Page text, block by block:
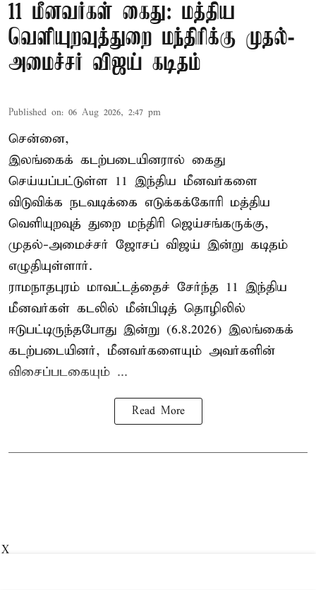
11 மீனவர்கள் கைது: மத்திய
வெளியுறவுத்துறை மந்திரிக்கு முதல்-
அமைச்சர் விஜய் கடிதம்
Published on: 06 Aug 2026, 2:47 pm
சென்னை,
இலங்கைக் கடற்படையினரால் கைது
செய்யப்பட்டுள்ள 11 இந்திய மீனவர்களை
விடுவிக்க நடவடிக்கை எடுக்கக்கோரி மத்திய
வெளியுறவுத் துறை மந்திரி ஜெய்சங்கருக்கு,
முதல்-அமைச்சர் ஜோசப் விஜய் இன்று கடிதம்
எழுதியுள்ளார்.
ராமநாதபுரம் மாவட்டத்தைச் சேர்ந்த 11 இந்திய
மீனவர்கள் கடலில் மீன்பிடித் தொழிலில்
ஈடுபட்டிருந்தபோது இன்று (6.8.2026) இலங்கைக்
கடற்படையினர், மீனவர்களையும் அவர்களின்
விசைப்படகையும் ...
Read More
X